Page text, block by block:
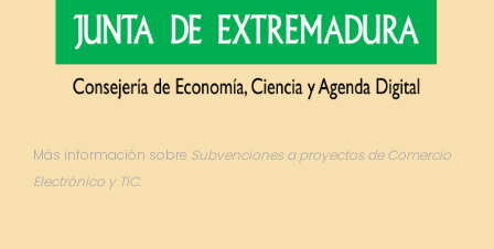
Más información sobre Subvenciones a proyectos de Comercio
Electrónico y TIC.